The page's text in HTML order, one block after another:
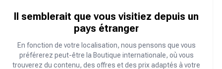
musique et de regarder des vidéos en streaming
moyennant un abonnement mensuel ou annuel.
Où acheter des cartes-cadeaux Amazon ?
Il semblerait que vous visitiez depuis un
pays étranger
En fonction de votre localisation, nous pensons que vous
préférerez peut-être la Boutique internationale, où vous
trouverez du contenu, des offres et des prix adaptés à votre